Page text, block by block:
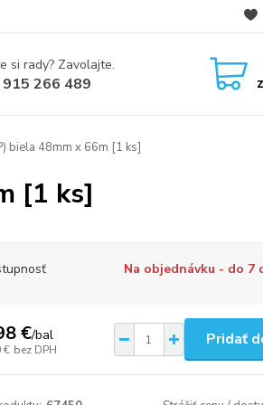
si rady? Zavolajte.
266 489
biela 48mm x 66m [1 ks]
[1 ks]
Na objednávku - do 7
€/bal
€ bez DPH
Pridať